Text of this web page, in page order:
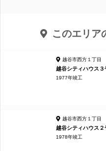
このエリア
越谷市西方１丁目
越谷シティハウス３
1977年竣工
越谷市西方１丁目
越谷シティハウス２
1978年竣工